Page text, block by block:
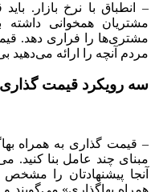
– انطباق با نرخ بازار.
مشتریان همخوانی
مشتری‌ها را فراری دهد.
مردم آنچه را ارائه می‌دهید
سه رویکرد قیمت گذاری
– قیمت گذاری به همراه
مبنای چند عامل بنا کنید.
آنجا پیشنهادتان را
همراه بهاگذاری» می‌گویند و